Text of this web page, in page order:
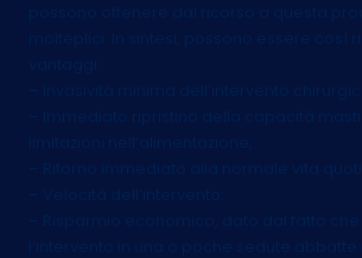
possono ottenere dal ricorso a questa
molteplici. In sintesi, possono essere così
– Invasività minima dell’intervento
– Immediato ripristino della capacità
limitazioni nell’alimentazione;
– Ritorno immediato alla normale vita
– Velocità dell’intervento;
– Risparmio economico, dato dal fatto che
l’intervento in una o poche sedute abbatte